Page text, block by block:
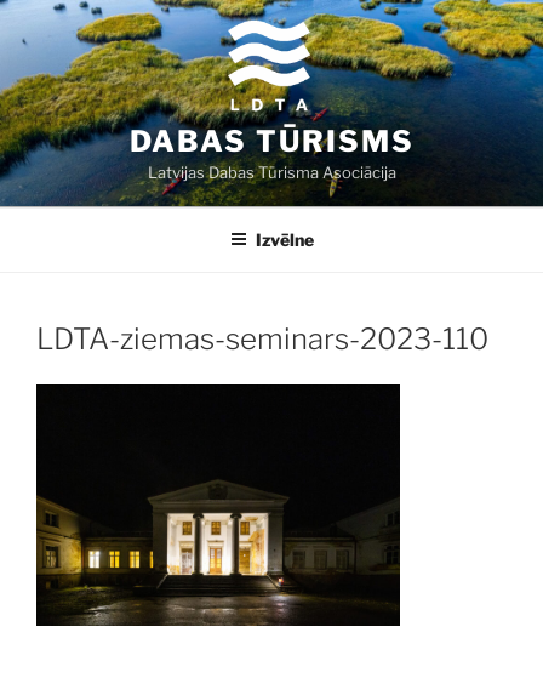
Doties
saturu
DABAS TŪRISMS
Latvijas Dabas Tūrisma Asociācija
Izvēlne
LDTA-ziemas-seminars-2023-110